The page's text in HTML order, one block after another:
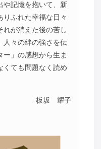
や記憶を抱いて、新
りふれた幸福な日々
れが消えた後の苦し
人々の絆の強さを伝
ー」の感想から生ま
くても問題なく読め
板坂 耀子